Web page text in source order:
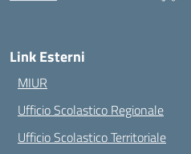
Link Esterni
MIUR
Ufficio Scolastico Regionale
Ufficio Scolastico Territoriale